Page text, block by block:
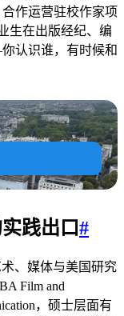
合作运营驻校作家项
生在出版经纪、编
认识谁，有时候和
践出口#
、媒体与美国研究
Film and
，硕士层面有